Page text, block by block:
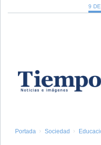
9
Portada Sociedad